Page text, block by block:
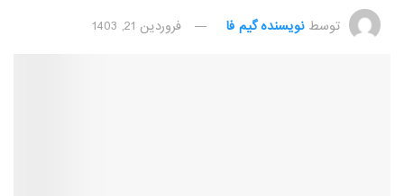
توسط نویسنده گیم فا فروردین 21, 1403